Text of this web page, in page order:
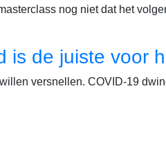
nog niet dat het
is de juiste voor
versnellen. COVID-19